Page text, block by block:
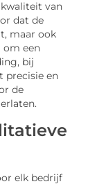
van
dat de
maar ook
om een
bij
precisie en
de
elk bedrijf